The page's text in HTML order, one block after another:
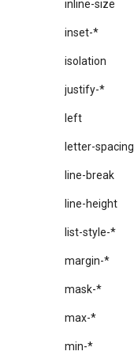
inline-size
inset-*
isolation
justify-*
left
letter-spacing
line-break
line-height
list-style-*
margin-*
mask-*
max-*
min-*